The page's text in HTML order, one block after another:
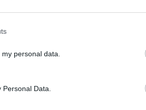
personal data.
Data.
Tersánszki Jenő. Nem